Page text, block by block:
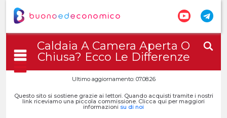
Caldaia A Camera Aperta O
Chiusa? Ecco Le Differenze
Ultimo aggiornamento: 07.08.26
Questo sito si sostiene grazie ai lettori. Quando acquisti tramite i nostri
link riceviamo una piccola commissione. Clicca qui per maggiori
informazioni su di noi